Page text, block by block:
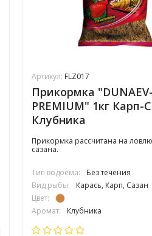
Артикул: FLZ017
Прикормка
PREMIUM" 1кг Карп-
Клубника
Прикормка рассчитана на
сазана.
Тип водоёма:
Без течения
Вид рыбы:
Карась, Карп, Сазан
Цвет:
Аромат:
Клубника
Вес упаковки: